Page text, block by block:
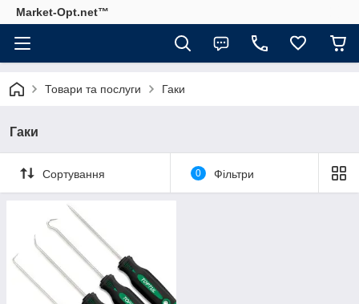
Market-Opt.net™
Товари та послуги Гаки
Гаки
Сортування 0 Фільтри